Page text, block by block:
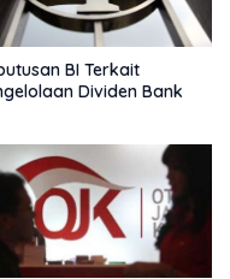
BI Terkait
Dividen Bank